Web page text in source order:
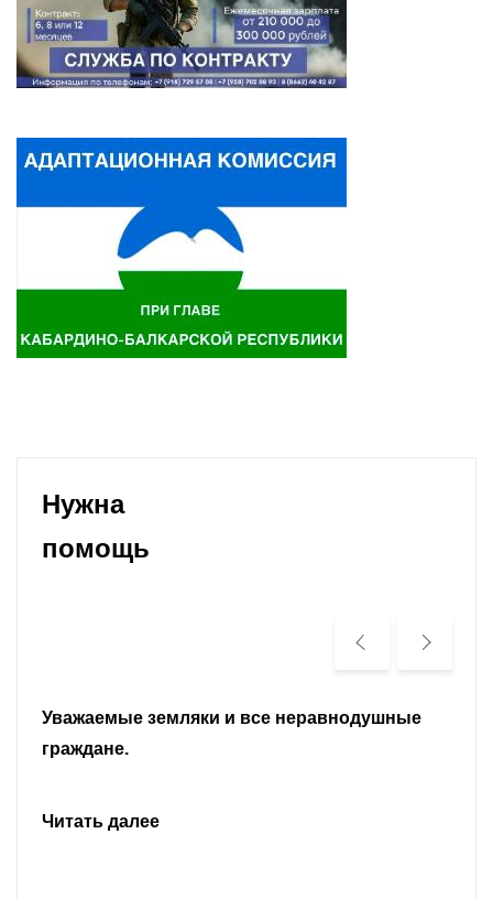
Нужна
помощь
Уважаемые земляки и все неравнодушные
граждане.
Читать далее